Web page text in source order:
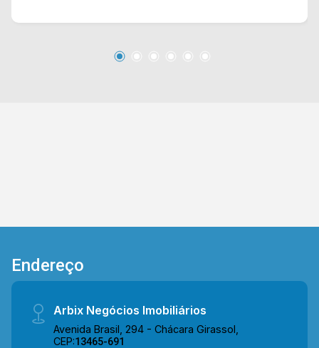
supermercados, farmácias, bancos,
Endereço
Arbix Negócios Imobiliários
Avenida Brasil, 294 - Chácara Girassol,
CEP:13465-691